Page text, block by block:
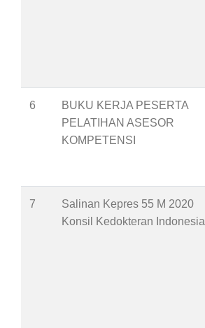
6
BUKU KERJA PESERTA
PELATIHAN ASESOR
KOMPETENSI
7
Salinan Kepres 55 M 2020
Konsil Kedokteran Indonesia